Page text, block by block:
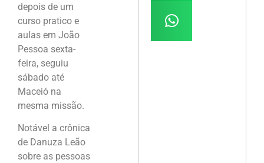
depois de um
curso pratico e
aulas em João
Pessoa sexta-
feira, seguiu
sábado até
Maceió na
mesma missão.
Notável a crônica
de Danuza Leão
sobre as pessoas